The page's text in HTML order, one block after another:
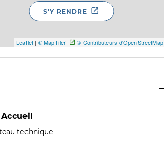
Leaflet | © MapTiler © Contributeurs d'OpenStreetMap
S'Y RENDRE
Accueil
technique